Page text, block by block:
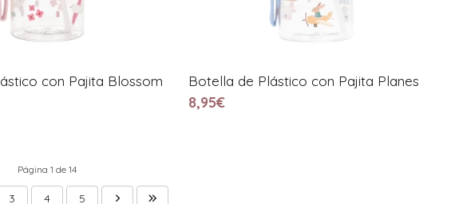
con Pajita Blossom
Botella de Plástico con Pajita Planes
8,95€
Página 1 de 14
3 4 5